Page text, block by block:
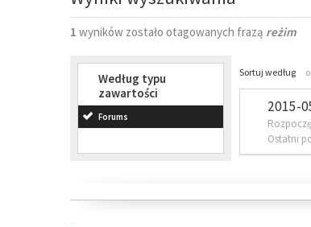
1 wyników zostało otagowanych frazą reżim
Według typu
zawartości
Forums
Sortuj według
2015-
Ostatni